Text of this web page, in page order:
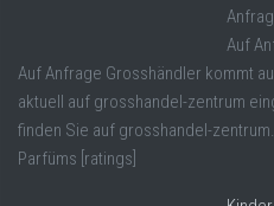
Auf
Auf Anfrage Grosshändler kommt
aktuell auf grosshandel-zentrum
finden Sie auf grosshandel-
Parfüms [ratings]